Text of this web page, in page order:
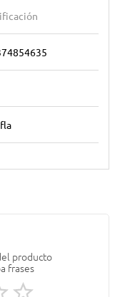
producto
frases